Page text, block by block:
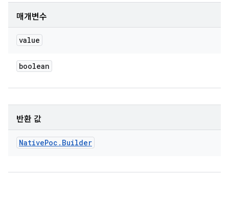
매개변수
value
boolean
반환 값
NativePoc . Builder